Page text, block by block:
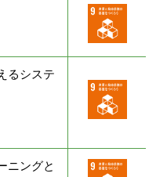
るシステ
ニングと